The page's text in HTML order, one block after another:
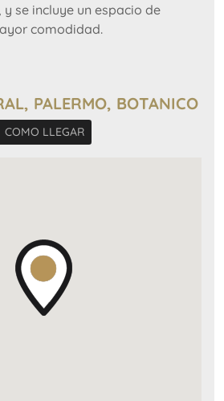
se incluye un espacio de
comodidad.
descripciones arquitectónicas y
PALERMO, BOTANICO
COMO LLEGAR